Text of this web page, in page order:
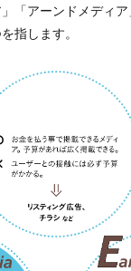
「アーンドメディ
指します。